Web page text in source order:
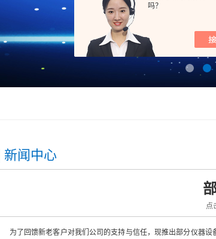
吗？
新闻中心
点
为了回馈新老客户对我们公司的支持与信任，现推出部分仪器设